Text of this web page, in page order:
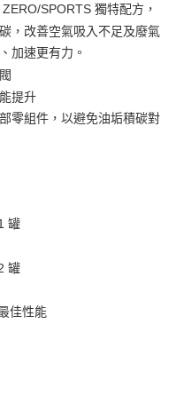
SPORTS 獨特配方，
，改善空氣吸入不足及廢氣
加速更有力。
提升
零組件，以避免油垢積碳對
罐
罐
佳性能